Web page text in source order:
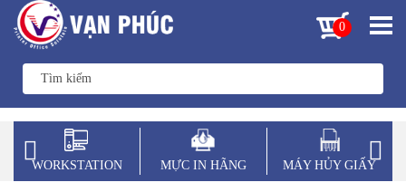
0
WORKSTATION MỰC IN HÃNG MÁY HỦY GIẤY